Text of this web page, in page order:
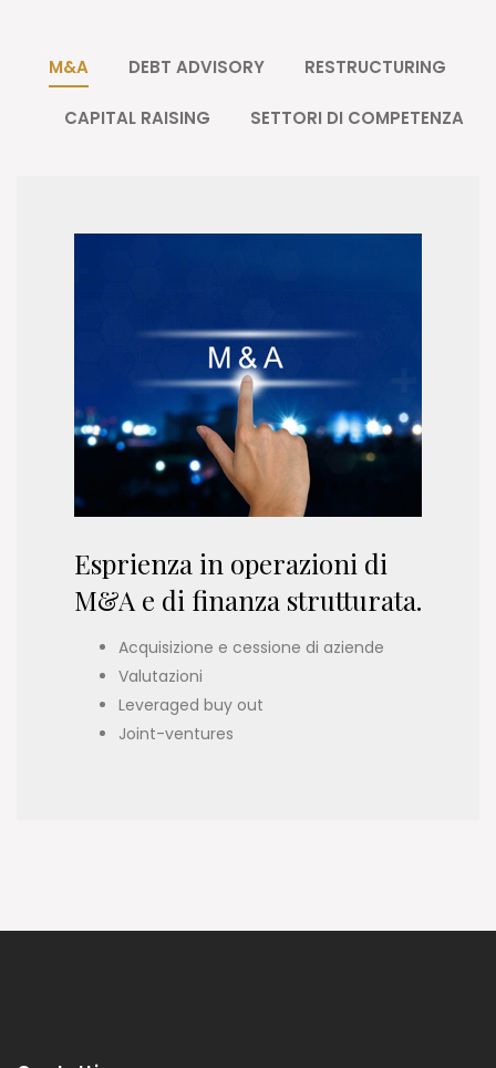
M&A DEBT ADVISORY RESTRUCTURING
CAPITAL RAISING SETTORI DI COMPETENZA
Esprienza in operazioni di
M&A e di finanza strutturata.
Acquisizione e cessione di aziende
Valutazioni
Leveraged buy out
Joint-ventures